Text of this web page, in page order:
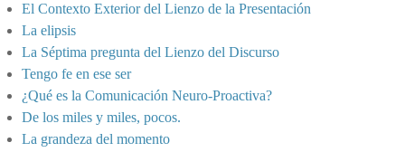
El Contexto Exterior del Lienzo de la Presentación
La elipsis
La Séptima pregunta del Lienzo del Discurso
Tengo fe en ese ser
¿Qué es la Comunicación Neuro-Proactiva?
De los miles y miles, pocos.
La grandeza del momento